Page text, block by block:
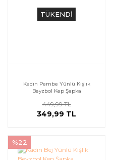
TÜKENDİ
Kadın Pembe Yünlü Kışlık
Beyzbol Kep Şapka
449,99 TL
349,99 TL
%22